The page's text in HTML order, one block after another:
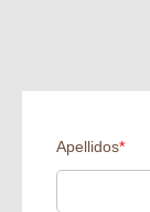
Apellidos*